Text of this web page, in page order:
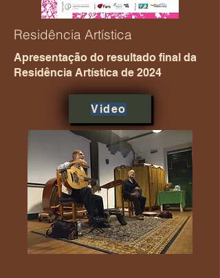
Residência Artística
Apresentação do resultado final da
Residência Artística de 2024
Video